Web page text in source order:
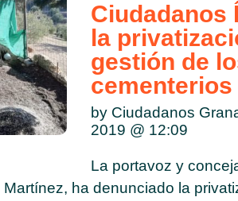
Ciudadanos
la
gestión de
by Ciudadanos
2019 @ 12:09
La portavoz y
Martínez, ha denunciado la